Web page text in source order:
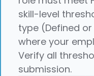
skill-level
type (Defined
where your
Verify all
submission.